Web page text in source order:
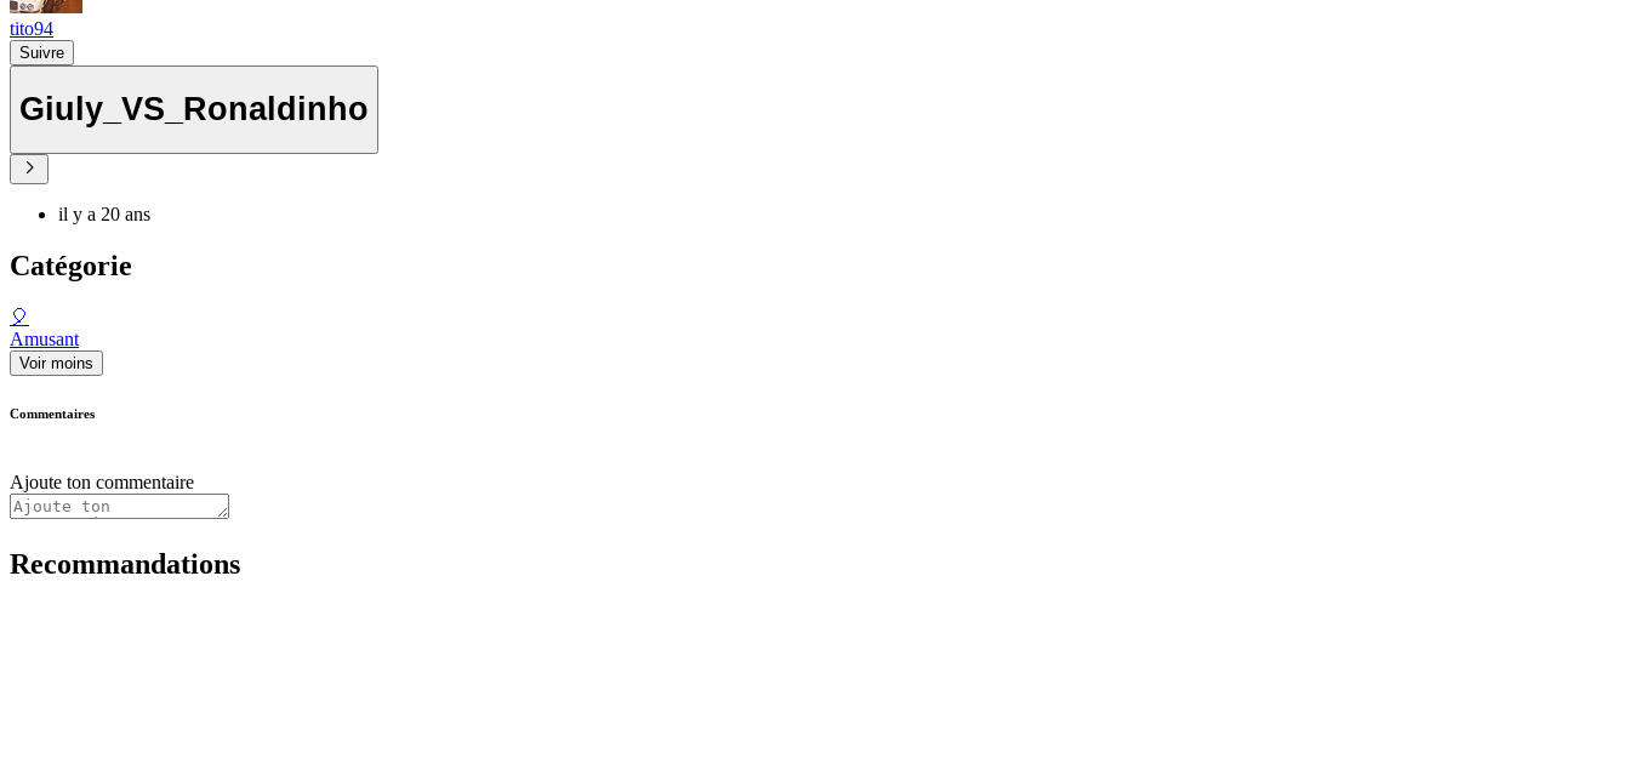
tito94
Suivre
Giuly_VS_Ronaldinho
il y a 20 ans
Catégorie
🎈
Amusant
Voir moins
Commentaires
Ajoute ton commentaire
Recommandations